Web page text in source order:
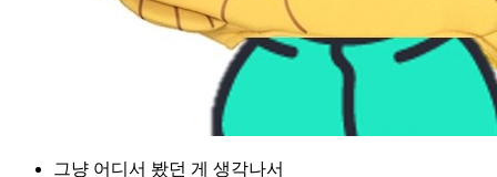
그냥 어디서 봤던 게 생각나서